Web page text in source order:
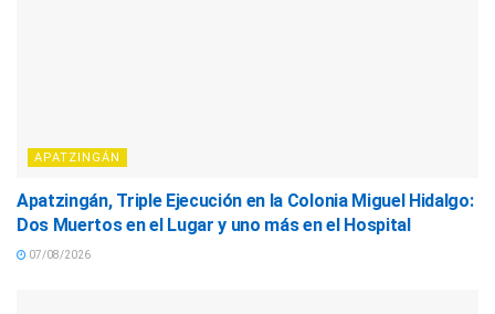
APATZINGÁN
Apatzingán, Triple Ejecución en la Colonia Miguel Hidalgo:
Dos Muertos en el Lugar y uno más en el Hospital
07/08/2026